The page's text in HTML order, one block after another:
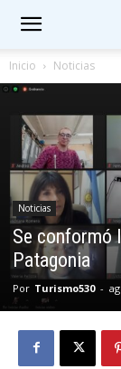
Inicio Noticias
Noticias
Se conformó
Patagonia
Por Turismo530 -